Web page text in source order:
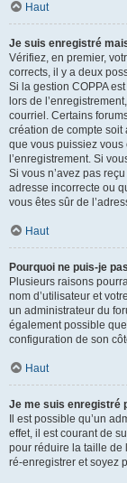
Haut
Je suis enregistré
Vérifiez, en premier,
corrects, il y a deux
Si la gestion COPPA
lors de
courriel. Certains
création de compte
que vous puissiez vous
l’enregistrement. Si
Si vous n’avez pas
adresse incorrecte ou
vous êtes sûr de
Haut
Pourquoi ne puis-je
Plusieurs raisons
nom d’utilisateur et
un administrateur du
également possible
configuration de son
Haut
Je me suis enregistré
Il est possible qu’un
effet, il est courant de
pour réduire la taille de
ré-enregistrer et soyez